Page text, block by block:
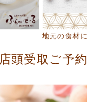
地元の食材
店頭受取ご予